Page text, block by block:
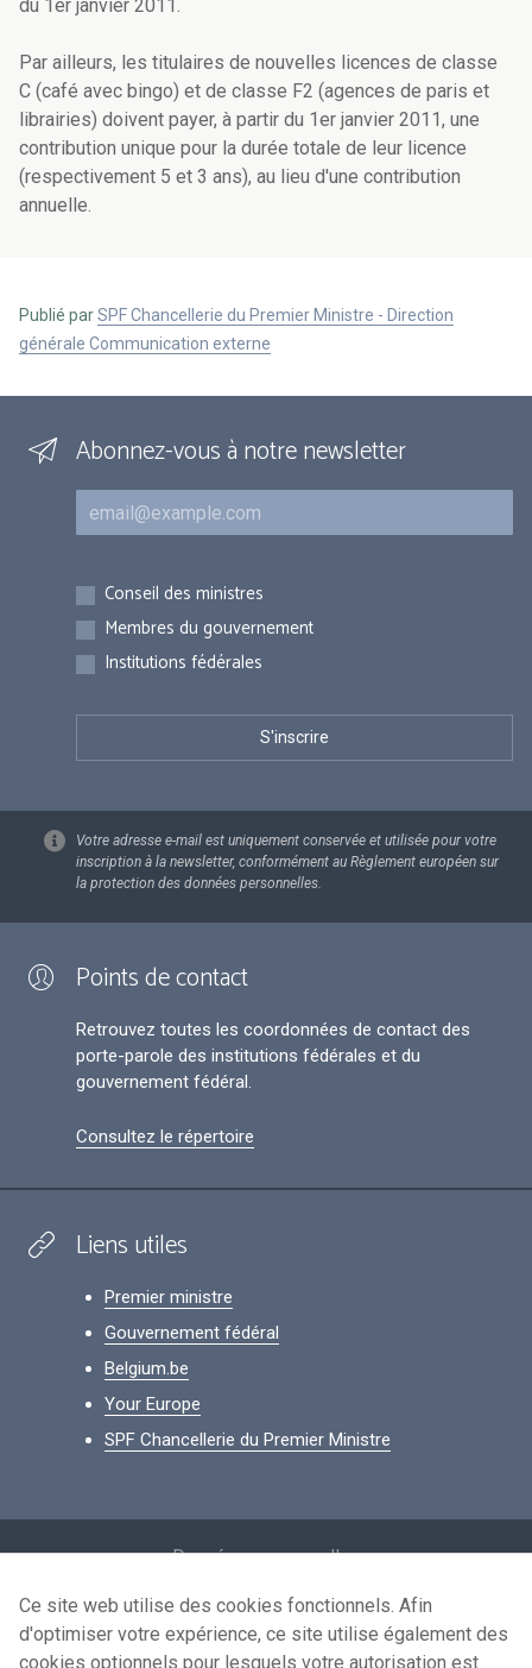
du 1er janvier 2011.
Par ailleurs, les titulaires de nouvelles licences de classe
C (café avec bingo) et de classe F2 (agences de paris et
librairies) doivent payer, à partir du 1er janvier 2011, une
contribution unique pour la durée totale de leur licence
(respectivement 5 et 3 ans), au lieu d'une contribution
annuelle.
Publié parSPF Chancellerie du Premier Ministre - Direction
générale Communication externe
Abonnez-vous à notre newsletter
Courriel
Inscriptions
Conseil des ministres
Membres du gouvernement
Institutions fédérales
Votre adresse e-mail est uniquement conservée et utilisée pour votre
inscription à la newsletter, conformément au Règlement européen sur
la protection des données personnelles.
Points de contact
Retrouvez toutes les coordonnées de contact des
porte-parole des institutions fédérales et du
gouvernement fédéral.
Consultez le répertoire
Liens utiles
Premier ministre
Gouvernement fédéral
Belgium.be
Your Europe
SPF Chancellerie du Premier Ministre
Données personnelles
Conditions de réutilisation
Contactez-nous
Ce site web utilise des cookies fonctionnels. Afin
d'optimiser votre expérience, ce site utilise également des
cookies optionnels pour lesquels votre autorisation est